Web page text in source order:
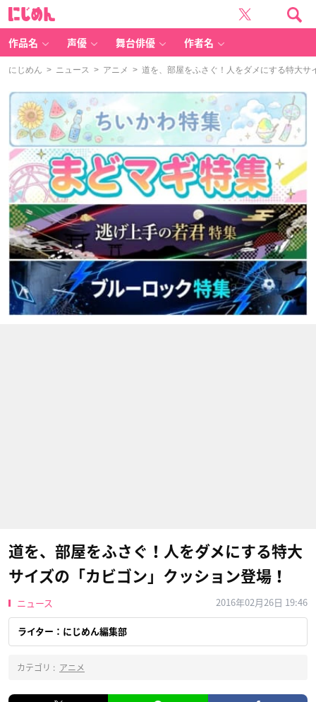
作品名 声優 舞台俳優 作者名
にじめん > ニュース > アニメ > 道を、部屋をふさぐ！人をダメにする特大サ
道を、部屋をふさぐ！人をダメにする特大
サイズの「カビゴン」クッション登場！
ニュース 2016年02月26日 19:46
ライター：にじめん編集部
カテゴリ : アニメ